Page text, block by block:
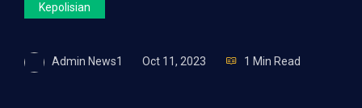
Kepolisian
Admin News1 Oct 11, 2023 1 Min Read